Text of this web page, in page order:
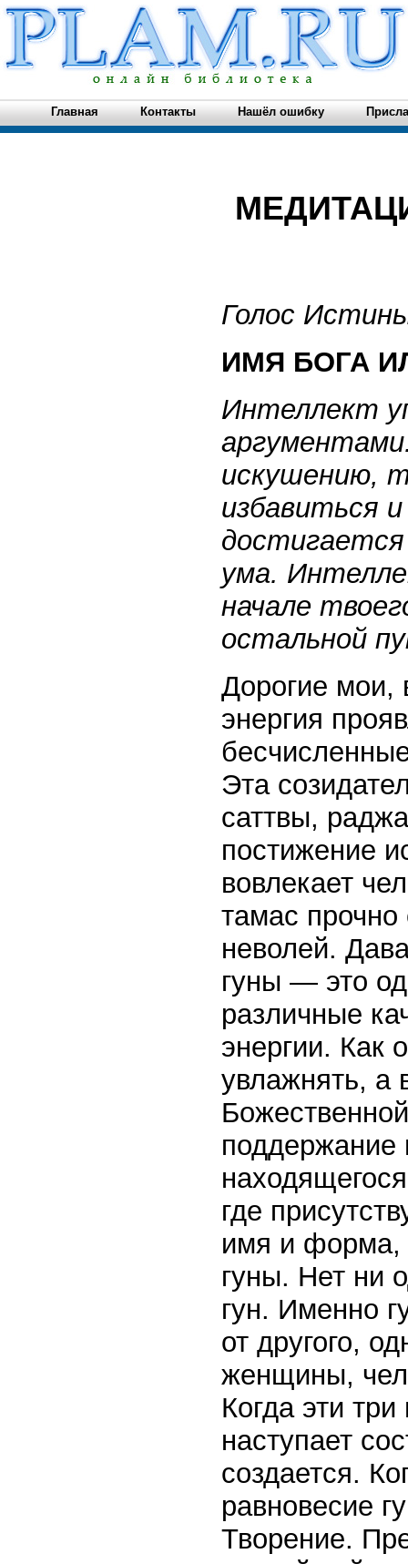
Главная Контакты Нашёл ошибку
Голос
ИМЯ БОГА
Интеллект
искушению,
избавиться
ума.
начале
остальной
Дорогие мои,
энергия
Эта
саттвы,
постижение
вовлекает
тамас прочно
неволей.
гуны — это
различные
энергии. Как
увлажнять, а
поддержание
где
имя и форма,
гуны. Нет ни
гун. Именно
от другого,
женщины,
Когда эти
наступает
создается.
равновесие
Творение.